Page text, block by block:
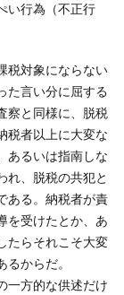
い行為（不正行
税対象にならない
た言い分に屈する
察と同様に、脱税
税者以上に大変な
あるいは指南しな
れ、脱税の共犯と
ある。納税者が責
を受けたとか、あ
たらそれこそ大変
からだ。
一方的な供述だけ